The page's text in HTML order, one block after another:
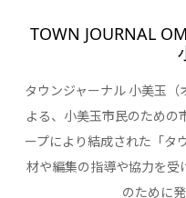
TOWN JOURNAL
タウンジャーナル 小美玉
よる、小美玉市民のための
ープにより結成された「タ
材や編集の指導や協力を受
のために